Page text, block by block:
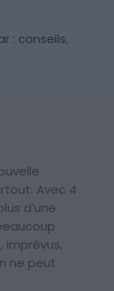
: conseils,
Avec 4
d’une
imprévus,
ne peut